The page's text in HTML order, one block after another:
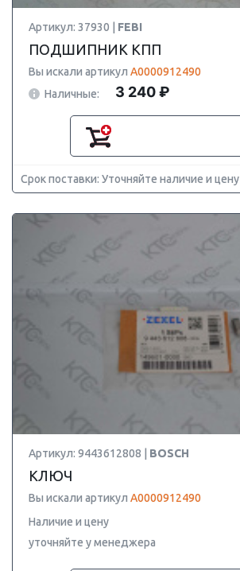
Артикул: 37930 | FEBI
ПОДШИПНИК КПП
Вы искали артикул A0000912490
Наличные:
3 240 ₽
Срок поставки: Уточняйте наличие и цену
Артикул: 9443612808 | BOSCH
КЛЮЧ
Вы искали артикул A0000912490
Наличие и цену
уточняйте у менеджера